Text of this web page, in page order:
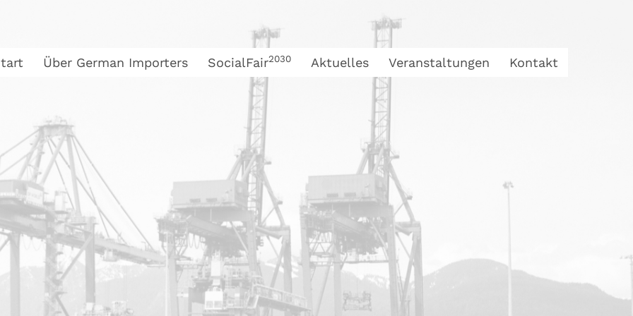
Über German Importers SocialFair2030 Aktuelles Veranstaltungen Kontakt